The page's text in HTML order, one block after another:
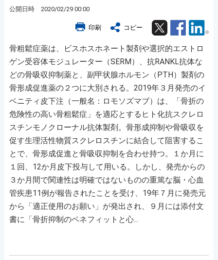
公開日時 2020/02/29 00:00
印刷 コピー Twitter Facebook
骨粗鬆症薬は、ビスホスホネート製剤や選択的エストロ
ゲン受容体モジュレーター（SERM）、抗RANKL抗体な
どの骨吸収抑制薬と、副甲状腺ホルモン（PTH）製剤の
骨形成促進薬の２つに大別される。2019年３月発売のイ
ベニティ皮下注（一般名：ロモソズマブ）は、「骨折の
危険性の高い骨粗鬆症」を適応とするヒト化抗スクレロ
スチンモノクローナル抗体製剤。骨形成抑制や骨吸収を
促す生理活性物質スクレロスチンに結合して阻害するこ
とで、骨形成促進と骨吸収抑制を合わせ持つ。１か月に
１回、12か月皮下投与して用いる。しかし、発売からの
３か月間で関連性は明確ではないものの重篤な脳・心血
管疾患11例が報告されたことを受け、19年７月に発売元
から「適正使用のお願い」が発出され、９月には添付文
書に「骨折抑制のベネフィットと心...